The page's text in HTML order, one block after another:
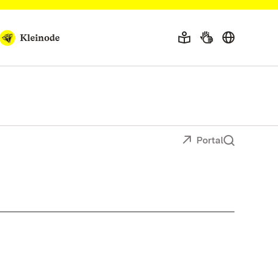
Kleinode
Portal